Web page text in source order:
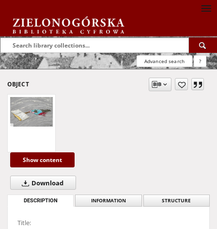
Advanced search ?
OBJECT
Show content
Download
DESCRIPTION INFORMATION STRUCTURE
Title: